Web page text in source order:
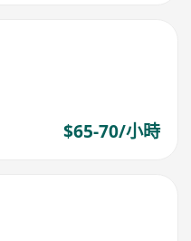
$65-70/小時